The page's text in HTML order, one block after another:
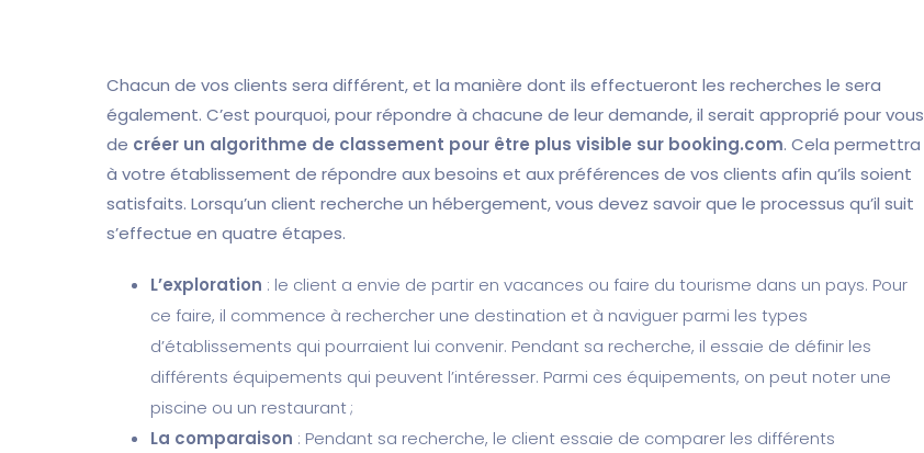
Chacun de vos clients sera différent, et la manière dont ils effectueront les recherches le sera
également. C’est pourquoi, pour répondre à chacune de leur demande, il serait approprié pour vous
de créer un algorithme de classement pour être plus visible sur booking.com. Cela permettra
à votre établissement de répondre aux besoins et aux préférences de vos clients afin qu’ils soient
satisfaits. Lorsqu’un client recherche un hébergement, vous devez savoir que le processus qu’il suit
s’effectue en quatre étapes.
L’exploration : le client a envie de partir en vacances ou faire du tourisme dans un pays. Pour
ce faire, il commence à rechercher une destination et à naviguer parmi les types
d’établissements qui pourraient lui convenir. Pendant sa recherche, il essaie de définir les
différents équipements qui peuvent l’intéresser. Parmi ces équipements, on peut noter une
piscine ou un restaurant ;
La comparaison : Pendant sa recherche, le client essaie de comparer les différents